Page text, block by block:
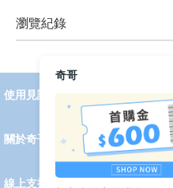
瀏覽紀錄
prev
使用見證
關於奇哥
奇哥的故事
育兒資訊站
線上支援
奇哥